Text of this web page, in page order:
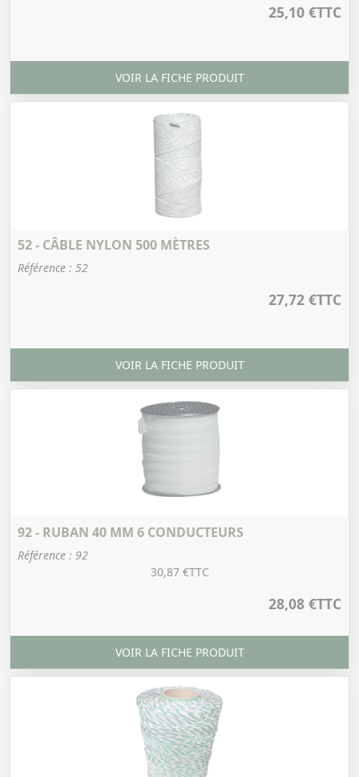
25,10 €TTC
VOIR LA FICHE PRODUIT
52 - CÂBLE NYLON 500 MÈTRES
Référence : 52
27,72 €TTC
VOIR LA FICHE PRODUIT
92 - RUBAN 40 MM 6 CONDUCTEURS
Référence : 92
30,87 €TTC
28,08 €TTC
VOIR LA FICHE PRODUIT